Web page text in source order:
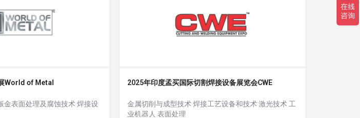
World of Metal
金表面处理及腐蚀技术 焊接设
2025年印度孟买国际切割焊接设备展览会CWE
金属切削与成型技术 焊接工艺设备和技术 激光技术 工
业机器人 表面处理